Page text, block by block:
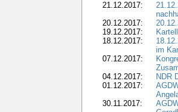
21.12.2017:
20.12.2017:
19.12.2017:
18.12.2017:
im
07.12.2017:
04.12.2017:
NDR
01.12.2017:
30.11.2017: